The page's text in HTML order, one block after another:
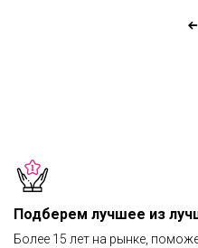
Подберем лучшее из
Более 15 лет на рынке,